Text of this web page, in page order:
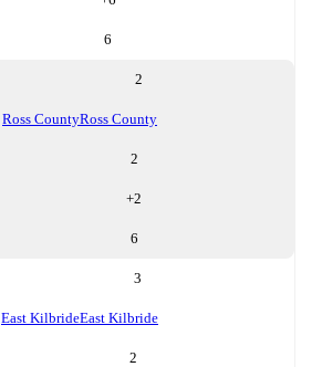
6
2
Ross CountyRoss County
2
+2
6
3
East KilbrideEast Kilbride
2